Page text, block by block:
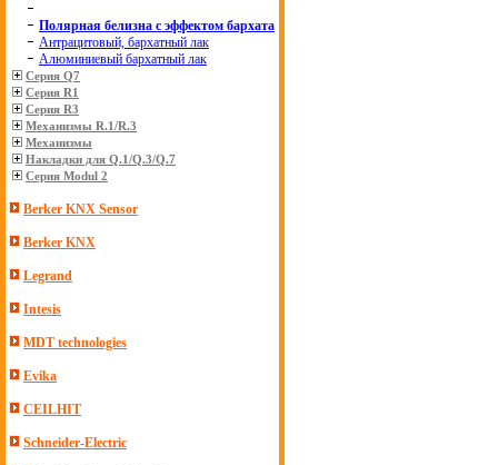
Полярная белизна с эффектом бархата
Антрацитовый, бархатный лак
Алюминиевый бархатный лак
Серия Q7
Серия R1
Серия R3
Механизмы R.1/R.3
Механизмы
Накладки для Q.1/Q.3/Q.7
Серия Modul 2
Berker KNX Sensor
Berker KNX
Legrand
Intesis
MDT technologies
Evika
CEILHIT
Schneider-Electric